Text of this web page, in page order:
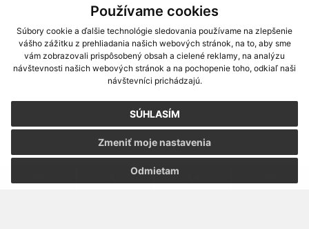
Používame cookies
Súbory cookie a ďalšie technológie sledovania používame na zlepšenie
vášho zážitku z prehliadania našich webových stránok, na to, aby sme
vám zobrazovali prispôsobený obsah a cielené reklamy, na analýzu
návštevnosti našich webových stránok a na pochopenie toho, odkiaľ naši
návštevníci prichádzajú.
SÚHLASÍM
Odmietam
Zmeniť moje nastavenia
využite možnosť získavania aktuálnych informácií s využitím RSS
CMS systém (redakčný) systém ECHELON 2,Mapa stránok,web portál
webex.digital, s.r.o.,domény,registrácia domény
Posledná aktualizácia:07.08.2026
Vytlačiť stránku|Vyhlásenie o prístupnosti